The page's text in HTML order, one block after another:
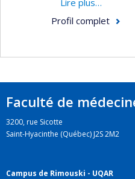
study-of-human-
Lire plus…
Profil complet
Faculté de
3200, rue Sicotte
Saint-Hyacinthe (Québec) J2S 2M2
Campus de Rimouski - UQAR